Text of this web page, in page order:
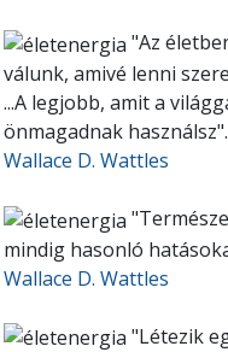
"Az
válunk, amivé lenni
...A legjobb, amit a
önmagadnak használsz".
Wallace D. Wattles
mindig hasonló
Wallace D. Wattles
"Létezik